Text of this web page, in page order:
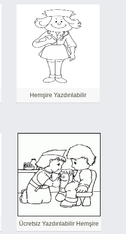
Hemşire Yazdırılabilir
Ücretsiz Yazdırılabilir Hemşire